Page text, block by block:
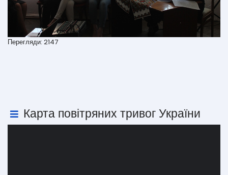
Перегляди: 2147
Карта повітряних тривог України